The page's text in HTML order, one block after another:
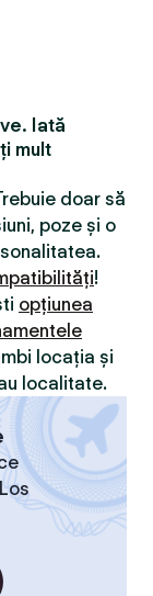
Iată
mult
doar să
poze și o
!
opțiunea
locația și
localitate.